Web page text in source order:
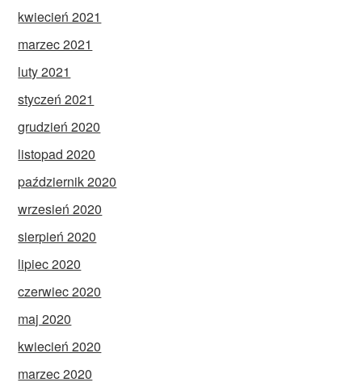
kwiecień 2021
marzec 2021
luty 2021
styczeń 2021
grudzień 2020
listopad 2020
październik 2020
wrzesień 2020
sierpień 2020
lipiec 2020
czerwiec 2020
maj 2020
kwiecień 2020
marzec 2020